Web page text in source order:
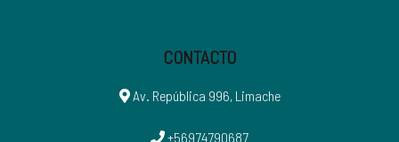
CONTACTO
Av. República 996, Limache
+56974790687